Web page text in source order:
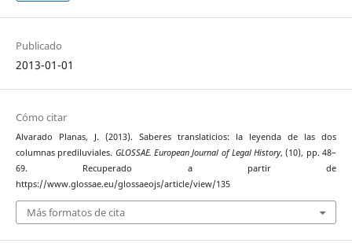
Publicado
2013-01-01
Cómo citar
Alvarado Planas, J. (2013). Saberes translaticios: la leyenda de las dos
columnas prediluviales. GLOSSAE. European Journal of Legal History, (10), pp. 48–
69. Recuperado a partir de
https://www.glossae.eu/glossaeojs/article/view/135
Más formatos de cita